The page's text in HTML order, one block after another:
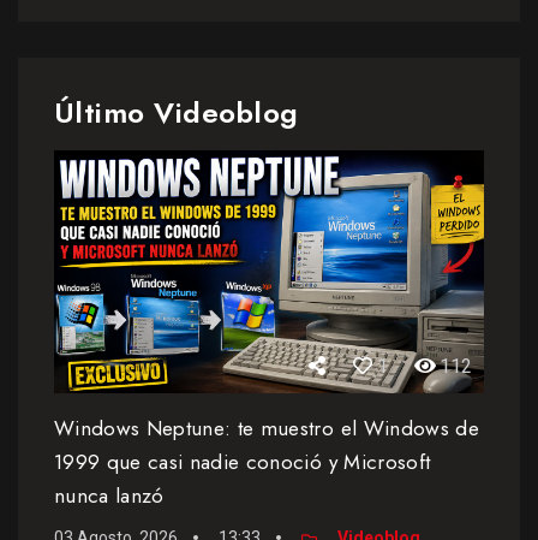
Último Videoblog
1 112
Windows Neptune: te muestro el Windows de
1999 que casi nadie conoció y Microsoft
nunca lanzó